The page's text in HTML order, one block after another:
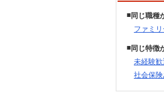
同じ職種
ファミ
同じ特徴
未経験歓
社会保険